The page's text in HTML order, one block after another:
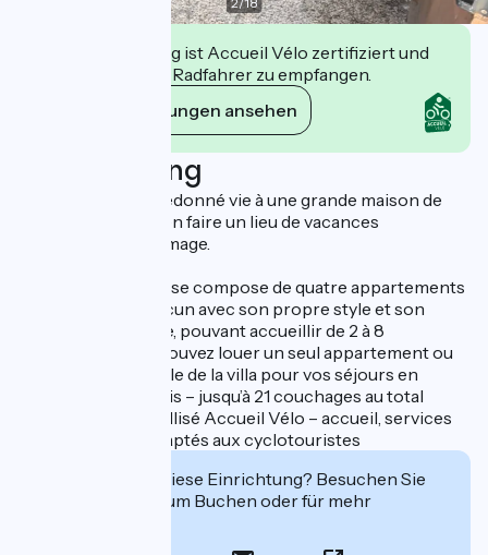
Diese Einrichtung ist Accueil Vélo zertifiziert und
verpflichtet sich, Radfahrer zu empfangen.
Ihre Verpflichtungen ansehen
Beschreibung
Ensemble, ils ont redonné vie à une grande maison de
leur quartier pour en faire un lieu de vacances
chaleureux, à leur image.
La Villa Les Salines se compose de quatre appartements
indépendants, chacun avec son propre style et son
atmosphère unique, pouvant accueillir de 2 à 8
personnes. Vous pouvez louer un seul appartement ou
privatiser l’ensemble de la villa pour vos séjours en
famille ou entre amis – jusqu’à 21 couchages au total
Établissement labellisé Accueil Vélo – accueil, services
et équipements adaptés aux cyclotouristes
Interessiert Sie diese Einrichtung? Besuchen Sie
deren Website zum Buchen oder für mehr